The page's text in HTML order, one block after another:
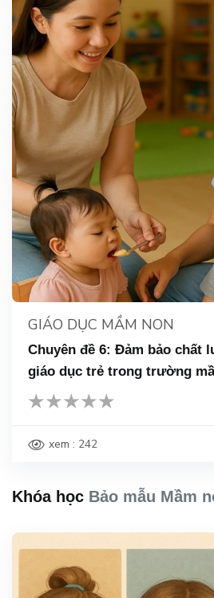
GIÁO DỤC MẦM NON
Chuyên đề 6: Đảm bảo chất
giáo dục trẻ trong trường
xem : 242
Khóa học Bảo mẫu Mầm